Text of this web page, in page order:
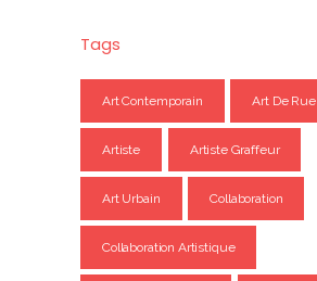
Tags
Art Contemporain Art De Rue
Artiste Artiste Graffeur
Art Urbain Collaboration
Collaboration Artistique